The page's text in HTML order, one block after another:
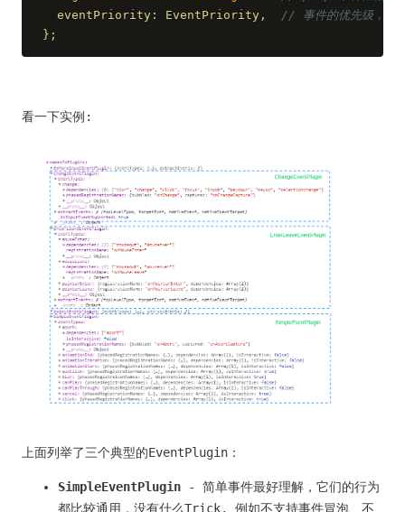
  eventPriority: EventPriority,
// 事件的优先级，上
};
看一下实例:
上面列举了三个典型的EventPlugin：
SimpleEventPlugin - 简单事件最好理解，它们的行为
都比较通用，没有什么Trick, 例如不支持事件冒泡、不